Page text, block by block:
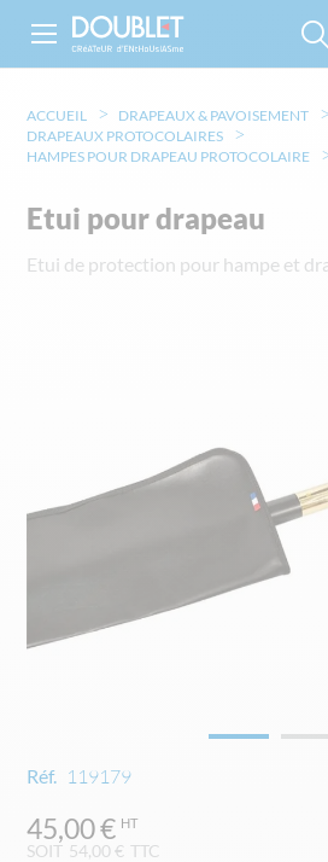
ACCUEIL
DRAPEAUX & PAVOISEMENT
DRAPEAUX PROTOCOLAIRES
HAMPES POUR DRAPEAU PROTOCOLAIRE
Réf. 119179
SOIT 54,00 € TTC
45,00 €
Etui pour drapeau
Etui de protection pour hampe et
Skip
the
beginning